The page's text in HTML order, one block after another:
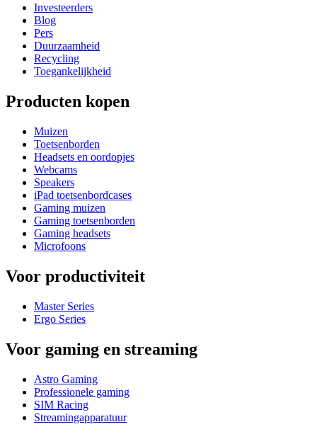
Investeerders
Blog
Pers
Duurzaamheid
Recycling
Toegankelijkheid
Producten kopen
Muizen
Toetsenborden
Headsets en oordopjes
Webcams
Speakers
iPad toetsenbordcases
Gaming muizen
Gaming toetsenborden
Gaming headsets
Microfoons
Voor productiviteit
Master Series
Ergo Series
Voor gaming en streaming
Astro Gaming
Professionele gaming
SIM Racing
Streamingapparatuur